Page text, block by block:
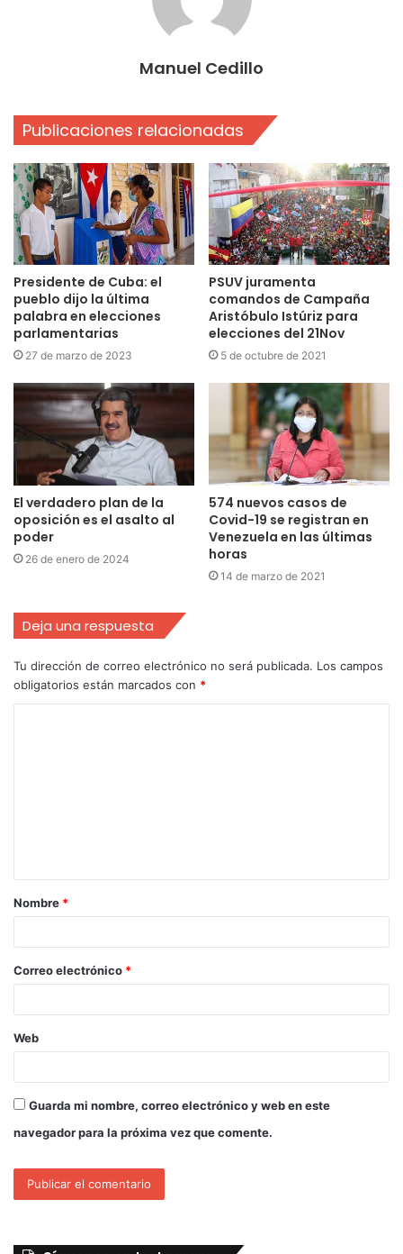
Manuel Cedillo
Publicaciones relacionadas
Presidente de Cuba: el
pueblo dijo la última
palabra en elecciones
parlamentarias
27 de marzo de 2023
PSUV juramenta
comandos de Campaña
Aristóbulo Istúriz para
elecciones del 21Nov
5 de octubre de 2021
El verdadero plan de la
oposición es el asalto al
poder
26 de enero de 2024
574 nuevos casos de
Covid-19 se registran en
Venezuela en las últimas
horas
14 de marzo de 2021
Deja una respuesta
Tu dirección de correo electrónico no será publicada. Los campos
obligatorios están marcados con *
Nombre *
Correo electrónico *
Web
Guarda mi nombre, correo electrónico y web en este
navegador para la próxima vez que comente.